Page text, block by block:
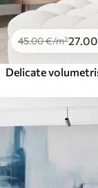
45.00€/m²27.00